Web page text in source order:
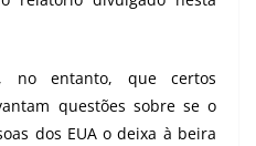
no entanto, que certos
questões sobre se o
dos EUA o deixa à beira